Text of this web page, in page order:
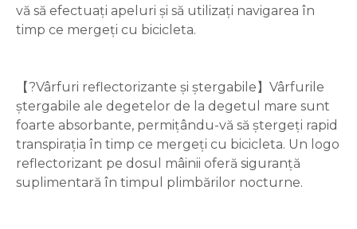
vă să efectuați apeluri și să utilizați navigarea în
timp ce mergeți cu bicicleta.
【?Vârfuri reflectorizante și ștergabile】Vârfurile
ștergabile ale degetelor de la degetul mare sunt
foarte absorbante, permițându-vă să ștergeți rapid
transpirația în timp ce mergeți cu bicicleta. Un logo
reflectorizant pe dosul mâinii oferă siguranță
suplimentară în timpul plimbărilor nocturne.